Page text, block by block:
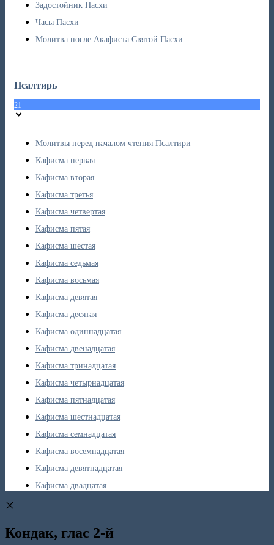
Задостойник Пасхи
Часы Пасхи
Молитва после Акафиста Святой Пасхи
Псалтирь
21
Молитвы перед началом чтения Псалтири
Кафисма первая
Кафисма вторая
Кафисма третья
Кафисма четвертая
Кафисма пятая
Кафисма шестая
Кафисма седьмая
Кафисма восьмая
Кафисма девятая
Кафисма десятая
Кафисма одиннадцатая
Кафисма двенадцатая
Кафисма тринадцатая
Кафисма четырнадцатая
Кафисма пятнадцатая
Кафисма шестнадцатая
Кафисма семнадцатая
Кафисма восемнадцатая
Кафисма девятнадцатая
Кафисма двадцатая
Кондак, глас 2-й